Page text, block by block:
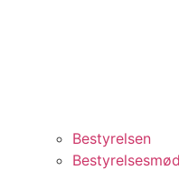
Bestyrelsen